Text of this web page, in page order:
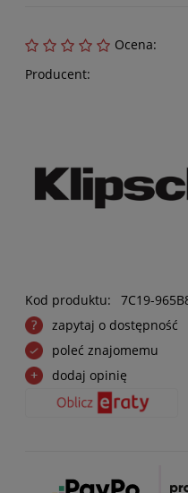
Ocena:
Producent:
Kod produktu:
7C19-
zapytaj o dostępność
poleć znajomemu
dodaj opinię